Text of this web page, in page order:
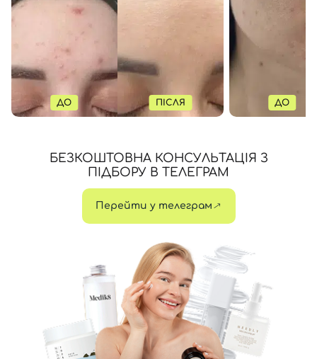
ДО ПІСЛЯ ДО
БЕЗКОШТОВНА КОНСУЛЬТАЦІЯ З
ПІДБОРУ В ТЕЛЕГРАМ
Перейти у телеграм